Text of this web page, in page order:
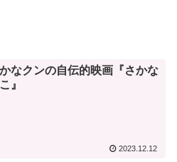
なクンの自伝的映画『さかな
』
2023.12.12